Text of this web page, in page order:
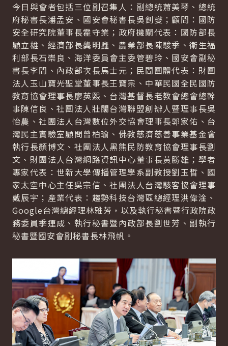
今日與會者包括三位副召集人：副總統蕭美琴、總統
府秘書長潘孟安、國安會秘書長吳釗燮；顧問：國防
安全研究院董事長霍守業；政府機關代表：國防部長
顧立雄、經濟部長龔明鑫、農業部長陳駿季、衛生福
利部長石崇良、海洋委員會主委管碧玲、國安會副秘
書長李問、內政部次長馬士元；民間團體代表：財團
法人玉山寶光聖堂董事長王寶宗、中華民國全民國防
教育協會理事長廖英熙、台灣基督長老教會總會總幹
事陳信良、社團法人壯闊台灣聯盟創辦人暨理事長吳
怡農、社團法人台灣數位外交協會理事長郭家佑、台
灣民主實驗室顧問曾柏瑜、佛教慈濟慈善事業基金會
執行長顏博文、社團法人黑熊民防教育協會理事長劉
文、財團法人台灣網路資訊中心董事長黃勝雄；學者
專家代表：世新大學傳播管理學系副教授劉玉晳、國
家太空中心主任吳宗信、社團法人台灣駭客協會理事
戴辰宇；產業代表：趨勢科技台灣區總經理洪偉淦、
Google台灣總經理林雅芳，以及執行秘書暨行政院政
務委員季連成、執行秘書暨內政部長劉世芳、副執行
秘書暨國安會副秘書長林飛帆。